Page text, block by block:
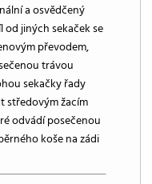
a osvědčený
od jiných sekaček se
převodem,
trávou
sekačky řady
středovým žacím
odvádí posečenou
koše na zádi